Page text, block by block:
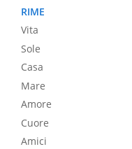
RIME
Vita
Sole
Casa
Mare
Amore
Cuore
Amici